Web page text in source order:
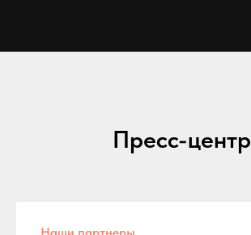
Пресс-центр